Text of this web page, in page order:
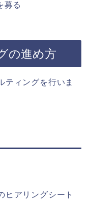
募る
の進め方
ティングを行いま
ヒアリングシート